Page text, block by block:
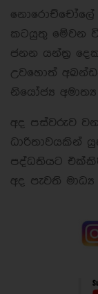
නොරොච්චෝලේ
කටයුතු මේවන
ජනන යන්ත්‍ර
උවහොත්
නියෝජ්‍ය
අද පස්වරුව
ධාරිතාවයකින්
පද්ධතියට
අද පැවති